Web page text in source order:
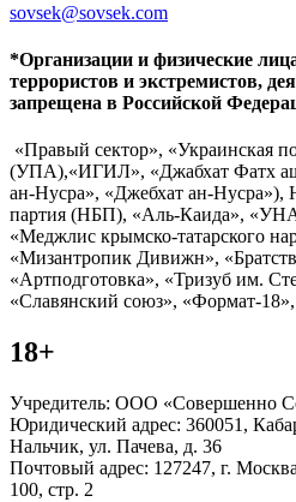
sovsek@sovsek.com
*Организации и физические
террористов и экстремистов,
запрещена в Российской
«Правый сектор», «Украинская
(УПА),«ИГИЛ», «Джабхат Фатх
ан-Нусра», «Джебхат ан-Нусра»),
партия (НБП), «Аль-Каида»,
«Меджлис крымско-татарского
«Мизантропик Дивижн»,
«Артподготовка», «Тризуб им.
«Славянский союз», «Формат-
18+
Учредитель: ООО «Совершенно
Юридический адрес: 360051,
Нальчик, ул. Пачева, д. 36
Почтовый адрес: 127247, г.
100, стр. 2